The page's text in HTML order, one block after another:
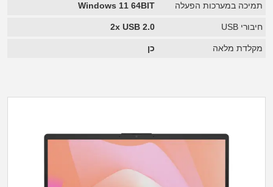
תמיכה במערכות הפעלה Windows 11 64BIT
חיבורי USB 2x USB 2.0
מקלדת מלאה כן